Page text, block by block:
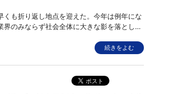
くも折り返し地点を迎えた。今年は例年にな
界のみならず社会全体に大きな影を落とした
だ。各社の動きとしてもアマゾンの送料無料
続きをよむ